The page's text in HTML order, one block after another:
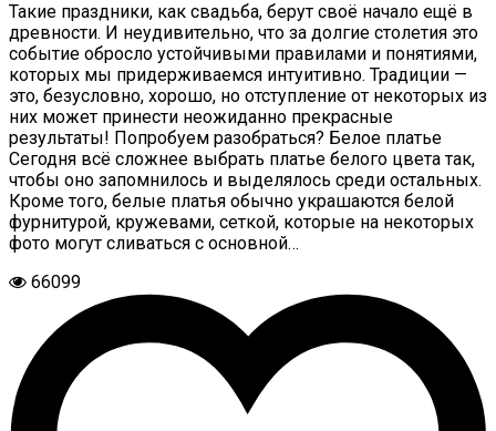
Такие праздники, как свадьба, берут своё начало ещё в
древности. И неудивительно, что за долгие столетия это
событие обросло устойчивыми правилами и понятиями,
которых мы придерживаемся интуитивно. Традиции —
это, безусловно, хорошо, но отступление от некоторых из
них может принести неожиданно прекрасные
результаты! Попробуем разобраться? Белое платье
Сегодня всё сложнее выбрать платье белого цвета так,
чтобы оно запомнилось и выделялось среди остальных.
Кроме того, белые платья обычно украшаются белой
фурнитурой, кружевами, сеткой, которые на некоторых
фото могут сливаться с основной…
66099